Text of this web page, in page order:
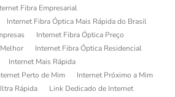
Fibra Empresarial
Internet Fibra Óptica Mais Rápida do Brasil
Internet Fibra Óptica Preço
Internet Fibra Óptica Residencial
Internet Mais Rápida
Perto de Mim
Internet Próximo a Mim
Rápida
Link Dedicado de Internet